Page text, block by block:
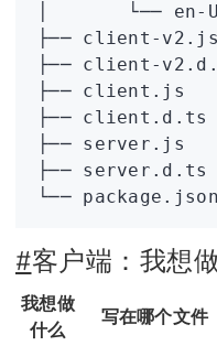
       └──
en-
├── client-v2.js
├── client-
├── client.js
├── client.d.ts
├── server.js
├── server.d.ts
└── package.json
#客户端：我想
我想做
什么
写在哪个文件